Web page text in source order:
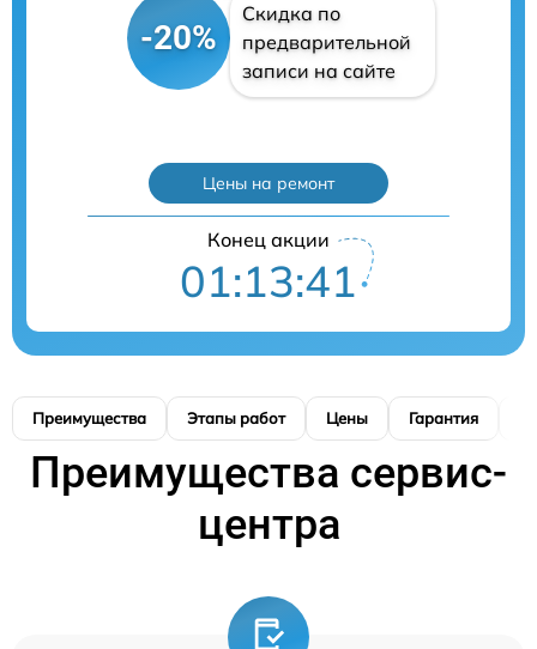
-20%
Скидка по
предварительной
записи на сайте
Цены на ремонт
Конец акции
01:13:40
Преимущества Этапы работ Цены Гарантия
Преимущества сервис-
центра